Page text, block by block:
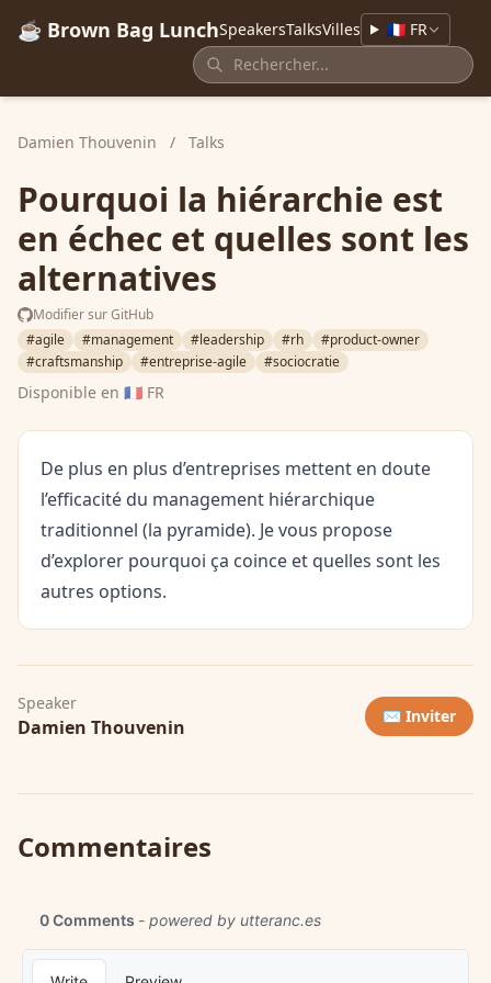
☕ Brown Bag LunchSpeakersTalksVilles 🇫🇷 FR
Damien Thouvenin / Talks
Pourquoi la hiérarchie est
en échec et quelles sont les
alternatives
Modifier sur GitHub
#agile
#management #leadership #rh
#product-owner
#craftsmanship
#entreprise-agile #sociocratie
Disponible en 🇫🇷 FR
De plus en plus d’entreprises mettent en doute
l’efficacité du management hiérarchique
traditionnel (la pyramide). Je vous propose
d’explorer pourquoi ça coince et quelles sont les
autres options.
Speaker
Damien Thouvenin ✉️ Inviter
Commentaires